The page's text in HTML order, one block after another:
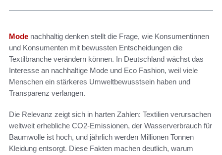
Mode nachhaltig denken stellt die Frage, wie Konsumentinnen
und Konsumenten mit bewussten Entscheidungen die
Textilbranche verändern können. In Deutschland wächst das
Interesse an nachhaltige Mode und Eco Fashion, weil viele
Menschen ein stärkeres Umweltbewusstsein haben und
Transparenz verlangen.
Die Relevanz zeigt sich in harten Zahlen: Textilien verursachen
weltweit erhebliche CO2-Emissionen, der Wasserverbrauch für
Baumwolle ist hoch, und jährlich werden Millionen Tonnen
Kleidung entsorgt. Diese Fakten machen deutlich, warum